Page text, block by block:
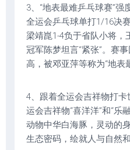
3、“地表最难乒乓球赛”
全运会乒乓球单打1/16决
梁靖崑1-4负于省队小将，
冠军陈梦坦言“紧张”。赛
高，被邓亚萍等称为“地表
4、跟着全运会吉祥物打
运会吉祥物“喜洋洋”和“乐
动物中华白海豚，灵动的
生态密码，绘就人与自然